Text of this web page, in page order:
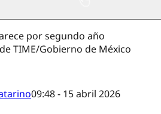
por segundo año
TIME/Gobierno de México
09:48 - 15 abril 2026